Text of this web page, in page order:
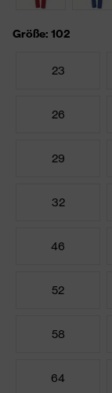
Größe: 102
23
26
29
32
46
52
58
64